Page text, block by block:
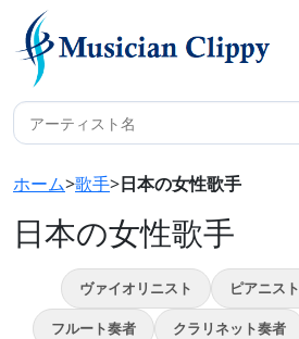
ホーム>歌手>日本の女性歌手
日本の女性歌手
ヴァイオリニスト ピアニスト
フルート奏者 クラリネット奏者